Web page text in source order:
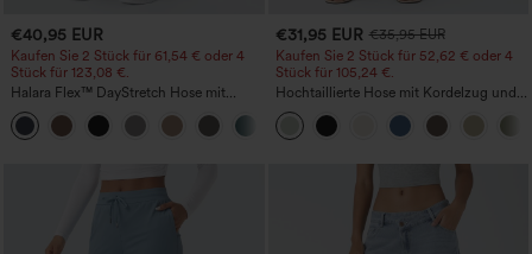
€40,95 EUR
Kaufen Sie 2 Stück für 61,54 € oder 4
Stück für 123,08 €.
Halara Flex™ DayStretch Hose mit
mittlerer Bundhöhe, seitlicher
Reißverschlusstasche und
Work‑Flare‑Schnitt
€31,95 EUR €35,95 EUR
Kaufen Sie 2 Stück für 52,62 € oder 4
Stück für 105,24 €.
Hochtaillierte Hose mit Kordelzug und
Taschen, weitem Bein, lässig und locker
in Leinenoptik